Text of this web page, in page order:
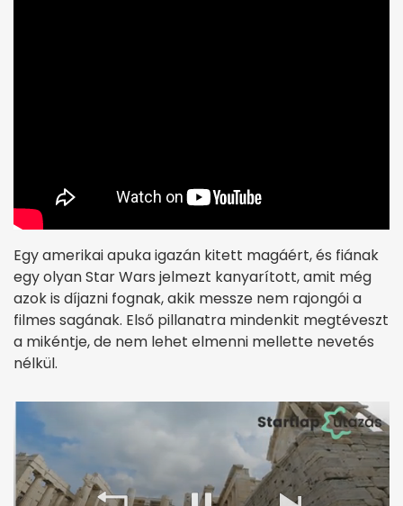
Egy amerikai apuka igazán kitett magáért, és fiának
egy olyan Star Wars jelmezt kanyarított, amit még
azok is díjazni fognak, akik messze nem rajongói a
filmes sagának. Első pillanatra mindenkit megtéveszt
a mikéntje, de nem lehet elmenni mellette nevetés
nélkül.